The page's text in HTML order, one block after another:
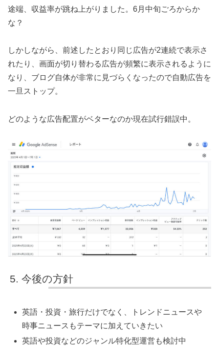
途端、収益率が跳ね上がりました。6月中旬ごろからか
な？
しかしながら、前述したとおり同じ広告が2連続で表示さ
れたり、画面が切り替わる広告が頻繁に表示されるように
なり、ブログ自体が非常に見づらくなったので自動広告を
一旦ストップ。
どのような広告配置がベターなのか現在試行錯誤中。
今後の方針
英語・投資・旅行だけでなく、トレンドニュースや
時事ニュースもテーマに加えていきたい
英語や投資などのジャンル特化型運営も検討中